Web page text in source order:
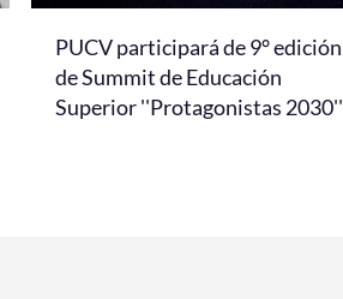
PUCV participará de 9° edición
de Summit de Educación
Superior ''Protagonistas 2030''